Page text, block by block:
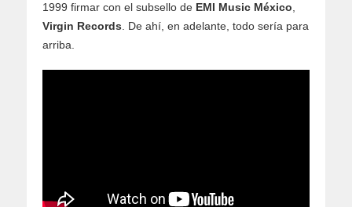
1999 firmar con el subsello de EMI Music México
Virgin Records . De ahí, en adelante, todo sería para
arriba.